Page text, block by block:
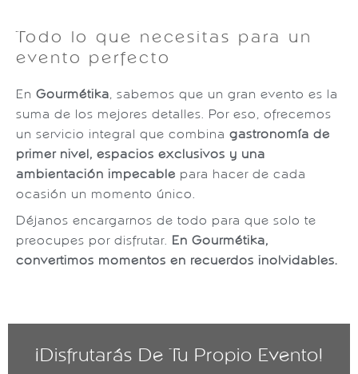
Todo lo que necesitas para un
evento perfecto
En Gourmétika , sabemos que un gran evento es la
suma de los mejores detalles. Por eso, ofrecemos
un servicio integral que combina gastronomía de
primer nivel, espacios exclusivos y una
ambientación impecable para hacer de cada
ocasión un momento único.
Déjanos encargarnos de todo para que solo te
preocupes por disfrutar. En Gourmétika,
convertimos momentos en recuerdos inolvidables.
¡Disfrutarás De Tu Propio Evento!